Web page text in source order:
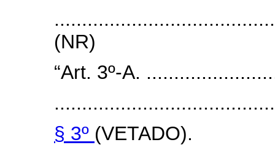
(NR)
“Art. 3º-A.
§ 3º (VETADO).